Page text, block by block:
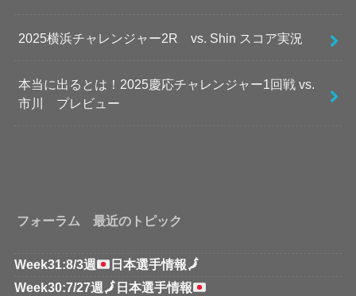
2025横浜チャレンジャー2R vs. Shin スコア実況
本当に出るとは！2025慶応チャレンジャー1回戦 vs.
市川 プレビュー
フォーラム 最近のトピック
Week31:8/3週 日本選手情報🗾
Week30:7/27週 🗾 日本選手情報